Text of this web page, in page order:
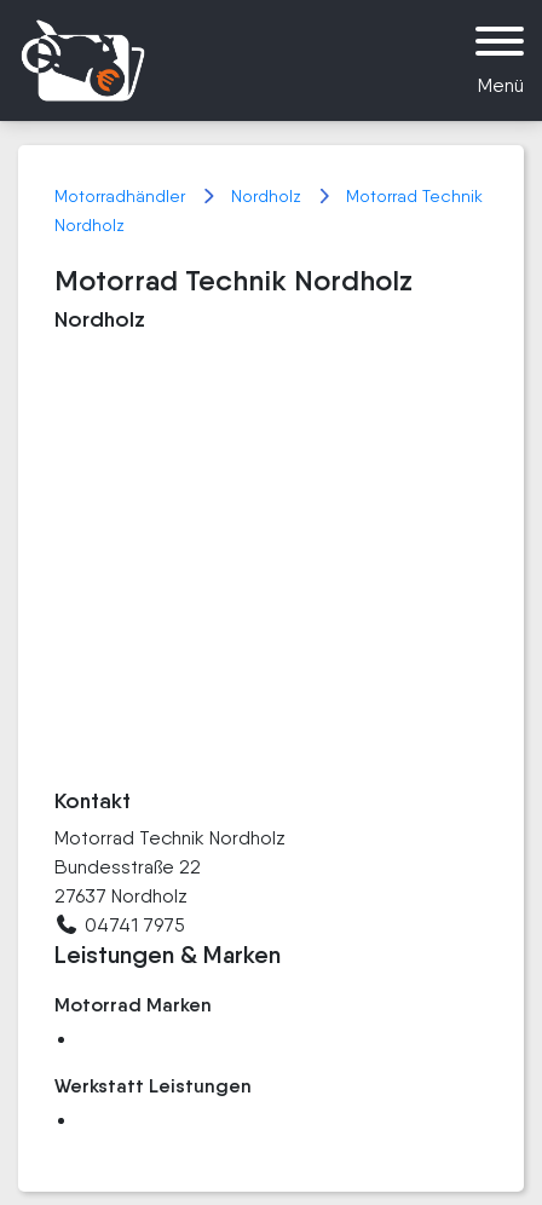
Menü
Motorradhändler Nordholz
Motorrad Technik
Nordholz
Motorrad Technik Nordholz
Nordholz
Kontakt
Motorrad Technik Nordholz
Bundesstraße 22
27637 Nordholz
04741 7975
Leistungen & Marken
Motorrad Marken
Werkstatt Leistungen